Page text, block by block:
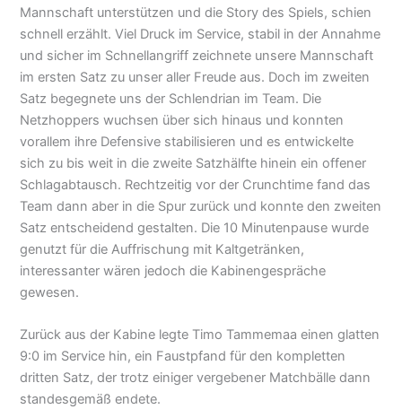
Mannschaft unterstützen und die Story des Spiels, schien
schnell erzählt. Viel Druck im Service, stabil in der Annahme
und sicher im Schnellangriff zeichnete unsere Mannschaft
im ersten Satz zu unser aller Freude aus. Doch im zweiten
Satz begegnete uns der Schlendrian im Team. Die
Netzhoppers wuchsen über sich hinaus und konnten
vorallem ihre Defensive stabilisieren und es entwickelte
sich zu bis weit in die zweite Satzhälfte hinein ein offener
Schlagabtausch. Rechtzeitig vor der Crunchtime fand das
Team dann aber in die Spur zurück und konnte den zweiten
Satz entscheidend gestalten. Die 10 Minutenpause wurde
genutzt für die Auffrischung mit Kaltgetränken,
interessanter wären jedoch die Kabinengespräche
gewesen.
Zurück aus der Kabine legte Timo Tammemaa einen glatten
9:0 im Service hin, ein Faustpfand für den kompletten
dritten Satz, der trotz einiger vergebener Matchbälle dann
standesgemäß endete.